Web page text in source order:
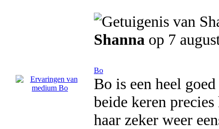
Shanna op 7
Bo
Bo is een heel
beide keren
haar zeker weer